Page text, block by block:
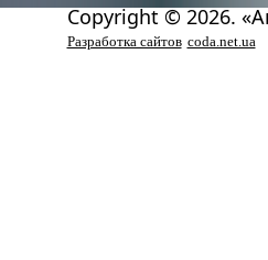
Copyright © 2026.
Разработка сайтов coda.net.ua